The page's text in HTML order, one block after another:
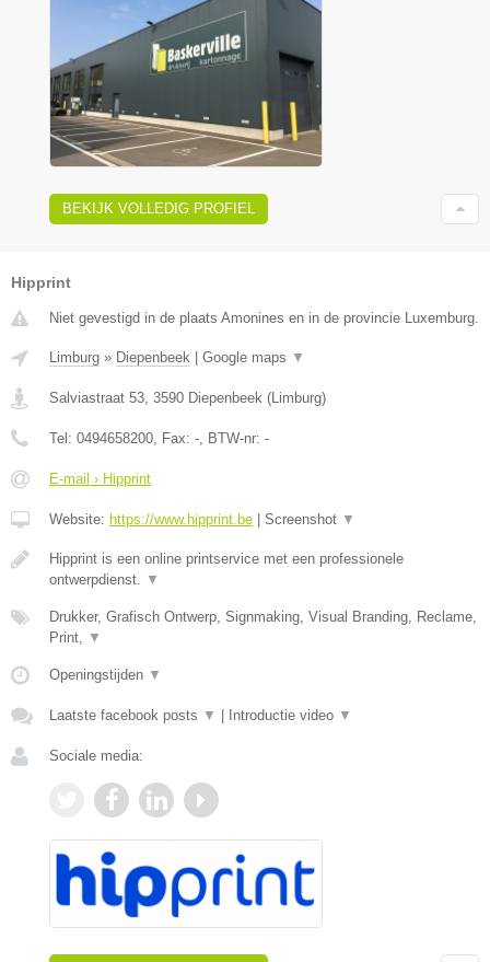
BEKIJK VOLLEDIG PROFIEL
Hipprint
Niet gevestigd in de plaats Amonines en in de provincie Luxemburg.
Limburg » Diepenbeek | Google maps ▼
Salviastraat 53 3590 Diepenbeek (Limburg)
Tel: 0494658200 , Fax: - , BTW-nr: -
E-mail › Hipprint
Website: https://www.hipprint.be | Screenshot ▼
Hipprint is een online printservice met een professionele
ontwerpdienst.
▼
Drukker, Grafisch Ontwerp, Signmaking, Visual Branding, Reclame,
Print,
▼
Openingstijden ▼
Laatste facebook posts ▼ | Introductie video ▼
Sociale media: